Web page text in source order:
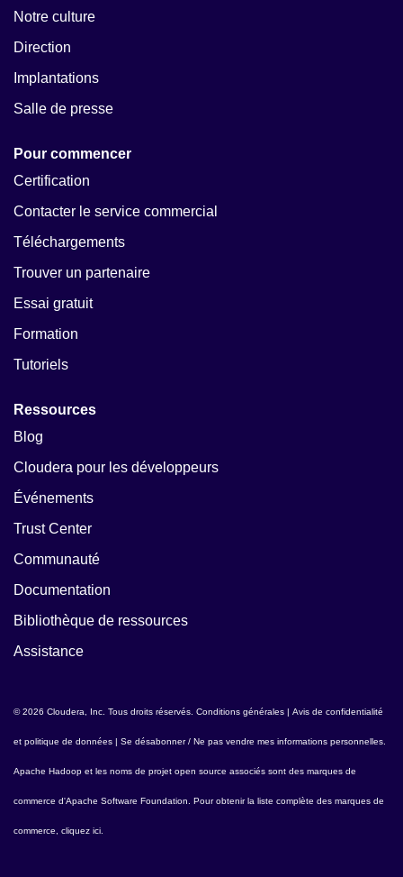
Notre culture
Direction
Implantations
Salle de presse
Pour commencer
Certification
Contacter le service commercial
Téléchargements
Trouver un partenaire
Essai gratuit
Formation
Tutoriels
Ressources
Blog
Cloudera pour les développeurs
Événements
Trust Center
Communauté
Documentation
Bibliothèque de ressources
Assistance
© 2026 Cloudera, Inc. Tous droits réservés. Conditions générales | Avis de confidentialité
et politique de données | Se désabonner / Ne pas vendre mes informations personnelles
Apache Hadoop et les noms de projet open source associés sont des marques de
commerce d'Apache Software Foundation . Pour obtenir la liste complète des marques de
commerce, cliquez ici